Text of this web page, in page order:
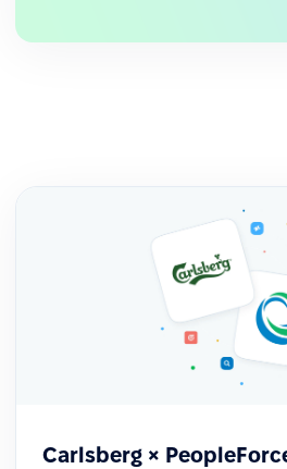
Carlsberg ×